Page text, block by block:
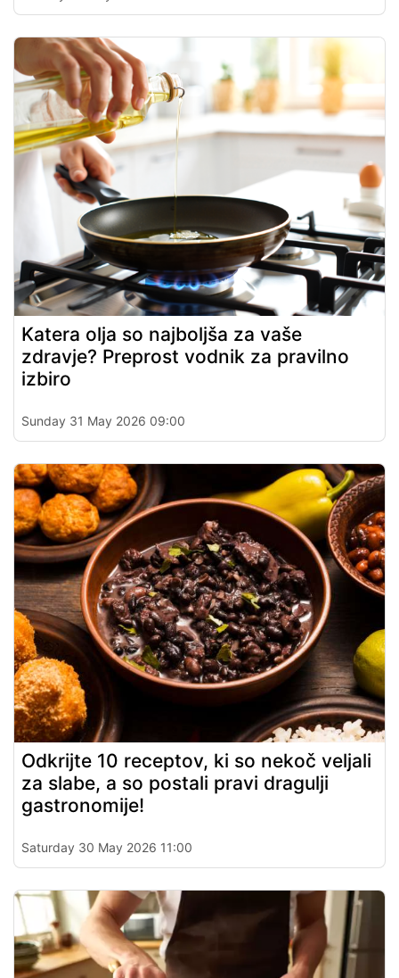
Katera olja so najboljša za vaše
zdravje? Preprost vodnik za pravilno
izbiro
Sunday 31 May 2026 09:00
Odkrijte 10 receptov, ki so nekoč veljali
za slabe, a so postali pravi dragulji
gastronomije!
Saturday 30 May 2026 11:00